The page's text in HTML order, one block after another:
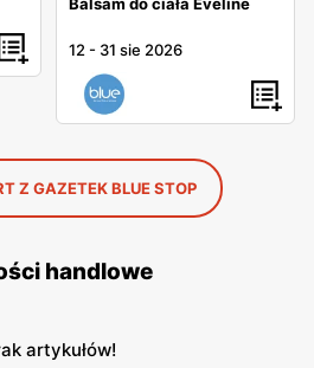
12 - 31 sie 2026
Z GAZETEK BLUE STOP
handlowe
artykułów!